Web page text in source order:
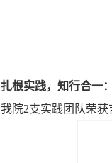
扎根实践，知行合一：
我院2支实践团队荣